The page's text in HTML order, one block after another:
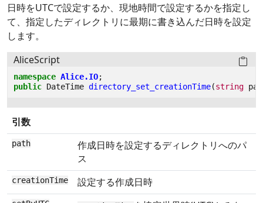
日時をUTCで設定するか、現地時間で設定するかを指定し
て、指定したディレクトリに最期に書き込んだ日時を設定
します。
AliceScript
namespace Alice.IO;
public DateTime directory_set_creationTime(string
引数
path
作成日時を設定するディレクトリへのパ
ス
creationTime 設定する作成日時